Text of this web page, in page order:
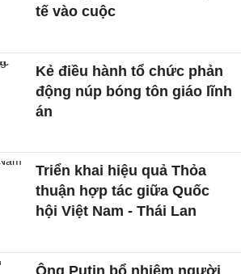
tế vào cuộc
Kẻ điều hành tổ chức phản
động núp bóng tôn giáo lĩnh
án
Triển khai hiệu quả Thỏa
thuận hợp tác giữa Quốc
hội Việt Nam - Thái Lan